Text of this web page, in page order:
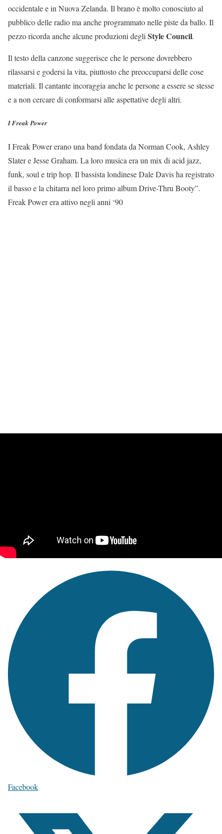
occidentale e in Nuova Zelanda. Il brano è molto conosciuto al
pubblico delle radio ma anche programmato nelle piste da ballo. Il
pezzo ricorda anche alcune produzioni degli StyleCouncil.
Il testo della canzone suggerisce che le persone dovrebbero
rilassarsi e godersi la vita, piuttosto che preoccuparsi delle cose
materiali. Il cantante incoraggia anche le persone a essere se stesse
e a non cercare di conformarsi alle aspettative degli altri.
I Freak Power
I Freak Power erano una band fondata da Norman Cook, Ashley
Slater e Jesse Graham. La loro musica era un mix di acid jazz,
funk, soul e trip hop. Il bassista londinese Dale Davis ha registrato
il basso e la chitarra nel loro primo album Drive-Thru Booty”.
Freak Power era attivo negli anni ‘90
Facebook